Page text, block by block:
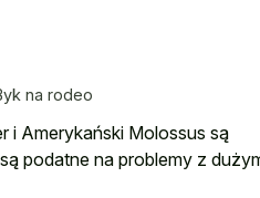
na rodeo
i Amerykański Molossus są
podatne na problemy z